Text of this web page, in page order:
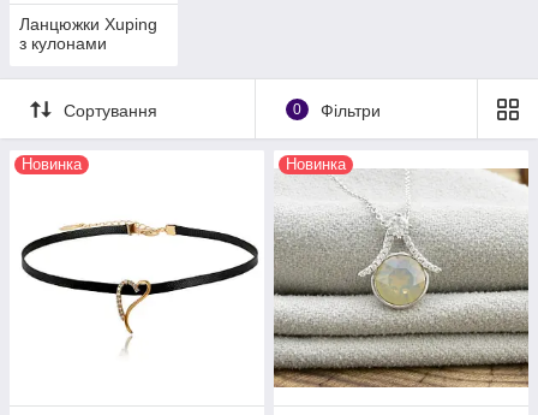
Ланцюжки Xuping
з кулонами
Сортування 0 Фільтри
Новинка Новинка